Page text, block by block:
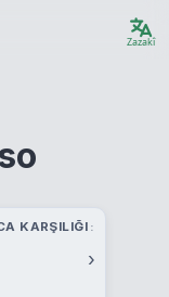
Zazakî
KARŞILIĞI
›